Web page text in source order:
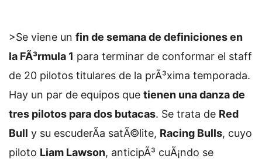
>Se viene un fin de semana de definiciones en
la FÃ³rmula 1 para terminar de conformar el staff
de 20 pilotos titulares de la prÃ³xima temporada.
Hay un par de equipos que tienen una danza de
tres pilotos para dos butacas. Se trata de Red
Bull y su escuderÃ­a satÃ©lite, Racing Bulls, cuyo
piloto Liam Lawson, anticipÃ³ cuÃ¡ndo se